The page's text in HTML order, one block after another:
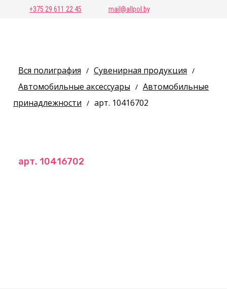
+375 29 611 22 45 mail@allpol.by
Вся полиграфия / Сувенирная продукция /
Автомобильные аксессуары / Автомобильные
принадлежности / арт. 10416702
арт. 10416702